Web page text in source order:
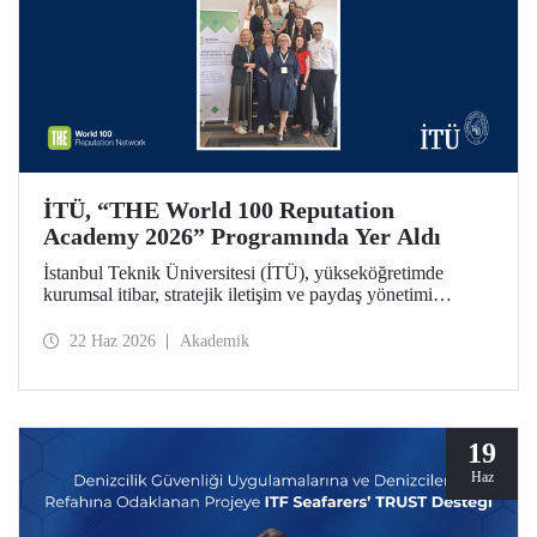
İTÜ, “THE World 100 Reputation
Academy 2026” Programında Yer Aldı
İstanbul Teknik Üniversitesi (İTÜ), yükseköğretimde
kurumsal itibar, stratejik iletişim ve paydaş yönetimi
World 100 Reputation Network tarafından düzenlenen
22 Haz 2026 Akademik
19
Haz